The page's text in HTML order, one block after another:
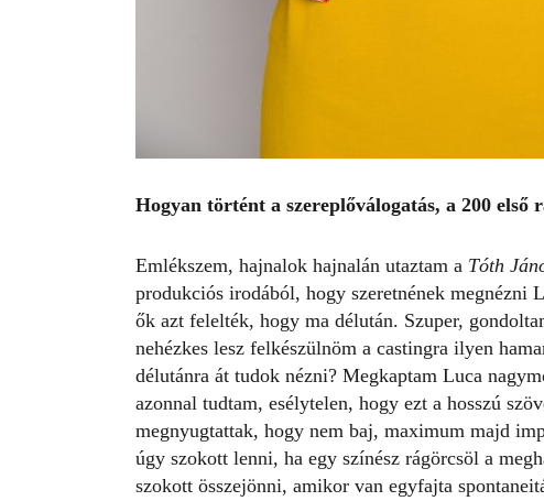
Hogyan történt a szereplőválogatás, a 200 első
Emlékszem, hajnalok hajnalán utaztam a Tóth
produkciós irodából, hogy szeretnének megnézni
ők azt felelték, hogy ma délután. Szuper,
nehézkes lesz felkészülnöm a castingra ilyen
délutánra át tudok nézni? Megkaptam Luca
azonnal tudtam, esélytelen, hogy ezt a hosszú
megnyugtattak, hogy nem baj, maximum majd
úgy szokott lenni, ha egy színész rágörcsöl a
szokott összejönni, amikor van egyfajta